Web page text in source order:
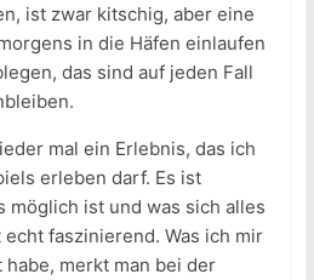
ist zwar kitschig, aber eine
in die Häfen einlaufen
das sind auf jeden Fall
mal ein Erlebnis, das ich
erleben darf. Es ist
möglich ist und was sich alles
faszinierend. Was ich mir
merkt man bei der